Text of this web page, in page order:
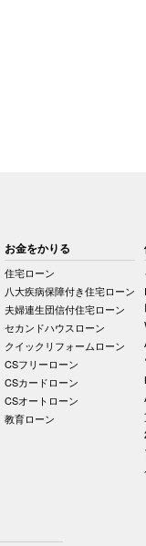
お金をかりる
住宅ローン
八大疾病保障付き住宅ローン
夫婦連生団信付住宅ローン
セカンドハウスローン
クイックリフォームローン
CSフリーローン
CSカードローン
CSオートローン
教育ローン